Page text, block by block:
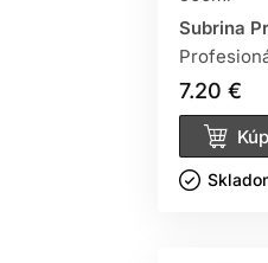
Subrina
7.20 €
Skladom